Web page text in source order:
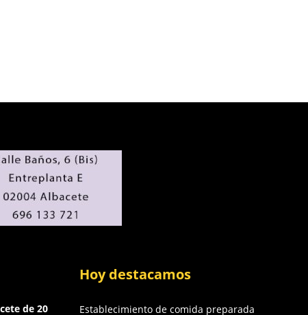
de 20
Hoy destacamos
Establecimiento de comida preparada